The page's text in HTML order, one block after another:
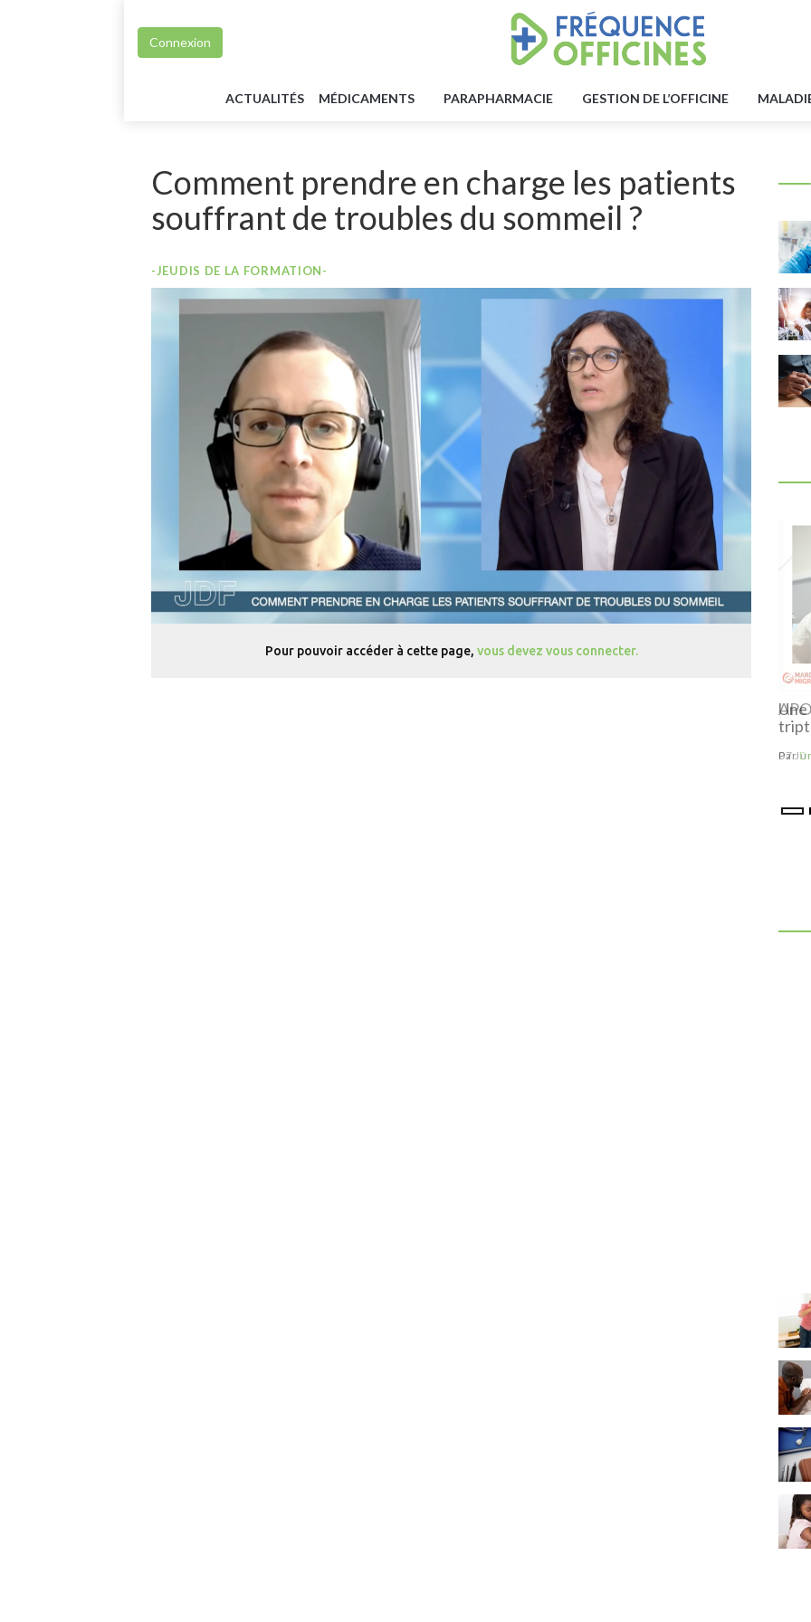
Connexion
ACTUALITÉS MÉDICAMENTS PARAPHARMACIE GESTION DE L’OFFICINE
Comment prendre en charge les patients
souffrant de troubles du sommeil ?
-JEUDIS DE LA FORMATION-
Pour pouvoir accéder à cette page, vous devez vous connecter.
07